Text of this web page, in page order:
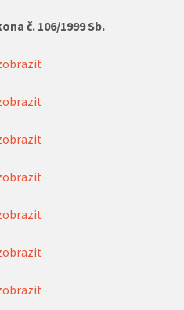
č. 106/1999 Sb.